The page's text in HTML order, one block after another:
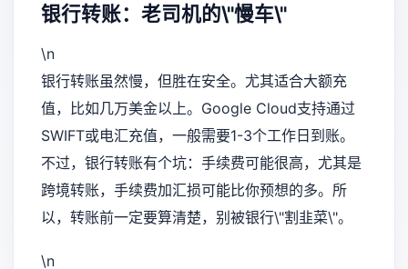
银行转账：老司机的\"慢车\"
\n
银行转账虽然慢，但胜在安全。尤其适合大额充
值，比如几万美金以上。Google Cloud支持通过
SWIFT或电汇充值，一般需要1-3个工作日到账。
不过，银行转账有个坑：手续费可能很高，尤其是
跨境转账，手续费加汇损可能比你预想的多。所
以，转账前一定要算清楚，别被银行\"割韭菜\"。
\n